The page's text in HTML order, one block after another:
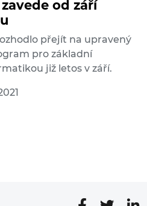
od září
přejít na upravený
pro základní
již letos v září.